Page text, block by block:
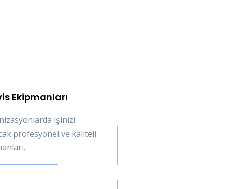
Ekipmanları
işinizi
profesyonel ve kaliteli